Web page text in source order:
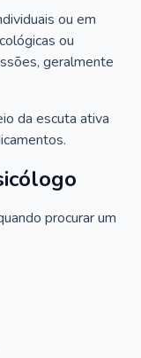
ou em
ou
geralmente
da escuta ativa
procurar um